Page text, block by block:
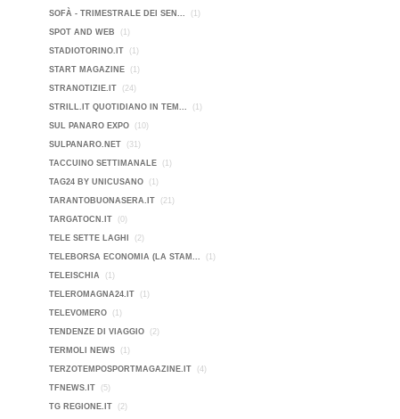
SOFÀ - TRIMESTRALE DEI SEN... (1)
SPOT AND WEB (1)
STADIOTORINO.IT (1)
START MAGAZINE (1)
STRANOTIZIE.IT (24)
STRILL.IT QUOTIDIANO IN TEM... (1)
SUL PANARO EXPO (10)
SULPANARO.NET (31)
TACCUINO SETTIMANALE (1)
TAG24 BY UNICUSANO (1)
TARANTOBUONASERA.IT (21)
TARGATOCN.IT (0)
TELE SETTE LAGHI (2)
TELEBORSA ECONOMIA (LA STAM... (1)
TELEISCHIA (1)
TELEROMAGNA24.IT (1)
TELEVOMERO (1)
TENDENZE DI VIAGGIO (2)
TERMOLI NEWS (1)
TERZOTEMPOSPORTMAGAZINE.IT (4)
TFNEWS.IT (5)
TG REGIONE.IT (2)